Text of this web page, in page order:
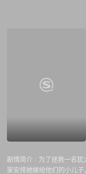
剧情简介 : 为了拯救一名
家安排她嫁给他们的小儿子